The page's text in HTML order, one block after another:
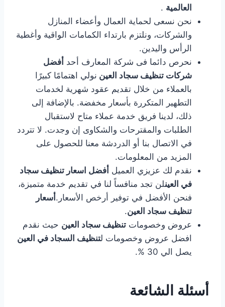
العالمية .
نحن نسعى لحماية العمال وأعضاء المنازل
والشركات، ونلتزم بارتداء الكمامات الواقية وأغطية
الرأس واليدين.
نحرص دائما فى شركة المعارف أحد أفضل
شركات تنظيف سجاد العين نولي اهتمامًا كبيرًا
بالعملاء من خلال تقديم عقود شهرية لخدمات
التطهير المتكررة بأسعار مخفضة. بالإضافة إلى
ذلك، لدينا فريق خدمة عملاء متاح لاستقبال
الطلبات والمقترحات والشكاوى إن وجدت. لا تتردد
في الاتصال بنا أو الدردشة معنا للحصول على
المزيد من المعلومات.
نقدم لك عزيزي العميل أفضل اسعار تنظيف سجاد
في العينلن تجد منافساً لنا في تقديم خدمة متميزة،
فنحن الأفضل في توفير أرخص الأسعار.أسعار
تنظيف سجاد العين.
عروض وخصومات تنظيف سجاد العين حيث نقدم
افضل عروض وخصومات لتنظيف السجاد في العين
يصل الي 30 %.
أسئلة الشائعة